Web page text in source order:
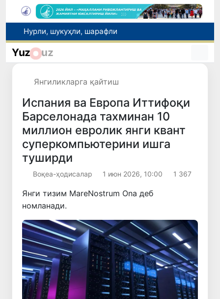
Нурли, шукуҳли, шарафли
Автомобиль йўлари соҳасидаги муносабатлар тартибга солинди
Yuz uz
Янгиликларга қайтиш
Испания ва Европа Иттифоқи
Барселонада тахминан 10
миллион евролик янги квант
суперкомпьютерини ишга
туширди
Воқеа-ҳодисалар 1 июн 2026, 10:00 1 367
Янги тизим MareNostrum Ona ​​деб
номланади.